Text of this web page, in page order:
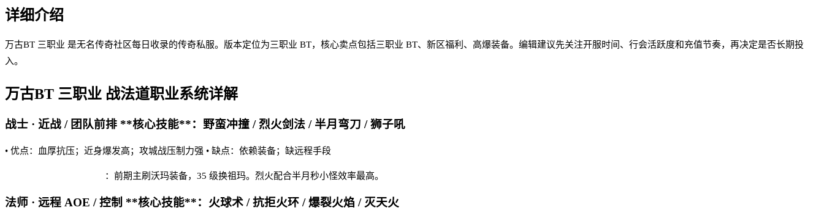
详细介绍
万古BT 三职业 是无名传奇社区每日收录的传奇私服。版本定位为三职业 BT，核心卖点包括三职业 BT、新区福利、高爆装备。编辑建议先关注开服时间、行会活跃度和充值节奏，再决定是否长期投
入。
万古BT 三职业 战法道职业系统详解
战士 · 近战 / 团队前排 **核心技能**：野蛮冲撞 / 烈火剑法 / 半月弯刀 / 狮子吼
• 优点：血厚抗压；近身爆发高；攻城战压制力强 • 缺点：依赖装备；缺远程手段
：前期主刷沃玛装备，35 级换祖玛。烈火配合半月秒小怪效率最高。
法师 · 远程 AOE / 控制 **核心技能**：火球术 / 抗拒火环 / 爆裂火焰 / 灭天火